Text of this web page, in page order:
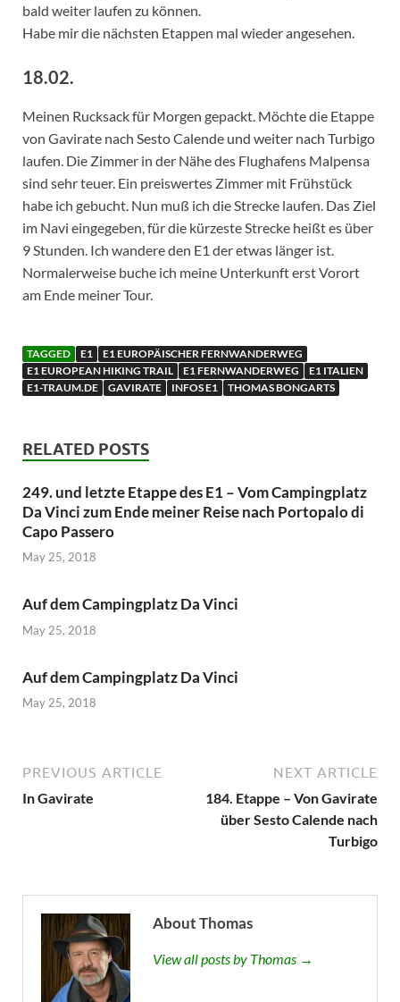
bald weiter laufen zu können.
Habe mir die nächsten Etappen mal wieder angesehen.
18.02.
Meinen Rucksack für Morgen gepackt. Möchte die Etappe
von Gavirate nach Sesto Calende und weiter nach Turbigo
laufen. Die Zimmer in der Nähe des Flughafens Malpensa
sind sehr teuer. Ein preiswertes Zimmer mit Frühstück
habe ich gebucht. Nun muß ich die Strecke laufen. Das Ziel
im Navi eingegeben, für die kürzeste Strecke heißt es über
9 Stunden. Ich wandere den E1 der etwas länger ist.
Normalerweise buche ich meine Unterkunft erst Vorort
am Ende meiner Tour.
TAGGED E1
E1 EUROPÄISCHER FERNWANDERWEG
E1 EUROPEAN HIKING TRAIL
E1 FERNWANDERWEG
E1 ITALIEN
E1-TRAUM.DE
GAVIRATE INFOS E1 THOMAS BONGARTS
RELATED POSTS
249. und letzte Etappe des E1 – Vom Campingplatz
Da Vinci zum Ende meiner Reise nach Portopalo di
Capo Passero
May 25, 2018
Auf dem Campingplatz Da Vinci
May 25, 2018
Auf dem Campingplatz Da Vinci
May 25, 2018
PREVIOUS ARTICLE
In Gavirate
NEXT ARTICLE
184. Etappe – Von Gavirate
über Sesto Calende nach
Turbigo
About Thomas
View all posts by Thomas →